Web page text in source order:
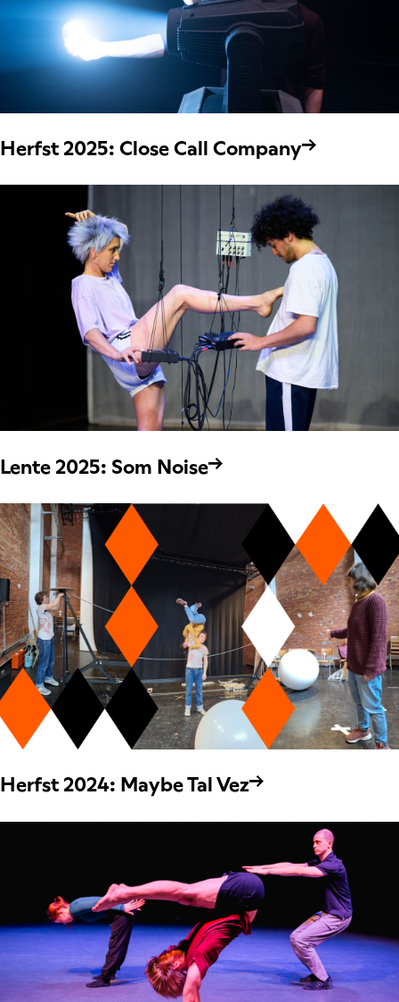
Herfst 2025: Close Call Company
Lente 2025: Som Noise
Herfst 2024: Maybe Tal Vez